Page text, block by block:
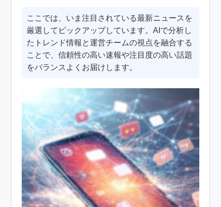
ここでは、いま注目されている最新ニュースを
厳選してピックアップしています。AIで分析し
たトレンド情報と運営チームの視点を融合する
ことで、信頼性の高い速報や注目度の高い話題
をバランスよくお届けします。